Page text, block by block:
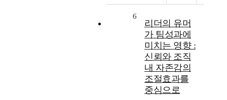
6
리더의 유머
가 팀성과에
미치는 영향 :
신뢰와 조직
내 자존감의
조절효과를
중심으로